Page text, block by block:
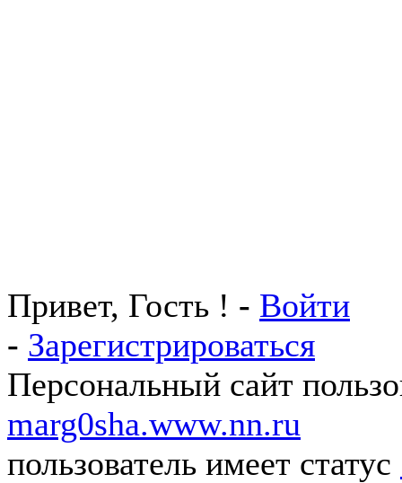
Привет, Гость ! - Войти
- Зарегистрироваться
Персональный сайт
marg0sha.www.nn.ru
пользователь имеет статус